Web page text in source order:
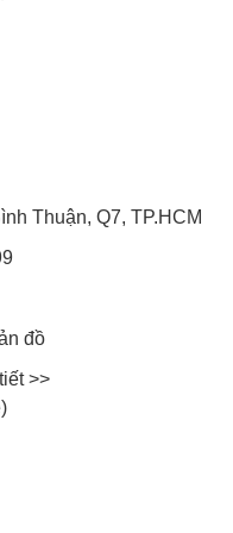
Lưu ý khi sử dụng
BẾP NAM ANH
Thuận, Q7, TP.HCM
đồ
>>